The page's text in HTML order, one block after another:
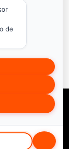
ahora
SAS
de